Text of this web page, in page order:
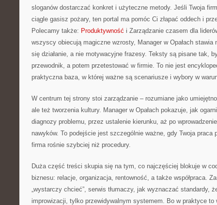
sloganów dostarczać konkret i użyteczne metody. Jeśli Twoja
ciągle gasisz pożary, ten portal ma pomóc Ci złapać oddech i
Polecamy także: Produktywność i Zarządzanie czasem dla
wszyscy obiecują magiczne wzrosty, Manager w Opałach
się działanie, a nie motywacyjne frazesy. Teksty są pisane tak,
przewodnik, a potem przetestować w firmie. To nie jest
praktyczna baza, w której ważne są scenariusze i wybory w
W centrum tej strony stoi zarządzanie – rozumiane jako
ale też tworzenia kultury. Manager w Opałach pokazuje, jak
diagnozy problemu, przez ustalenie kierunku, aż po
nawyków. To podejście jest szczególnie ważne, gdy Twoja
firma rośnie szybciej niż procedury.
Duża część treści skupia się na tym, co najczęściej blokuje w
biznesu: relacje, organizacja, rentowność, a także współpraca.
„wystarczy chcieć”, serwis tłumaczy, jak wyznaczać standardy,
improwizacji, tylko przewidywalnym systemem. Bo w praktyce to